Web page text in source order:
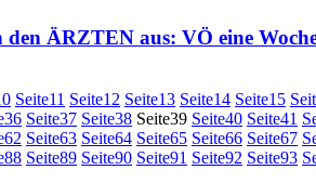
ÄRZTEN aus: VÖ eine
Seite11 Seite12 Seite13 Seite14 Seite15
36 Seite37 Seite38 Seite39 Seite40 Seite41
62 Seite63 Seite64 Seite65 Seite66 Seite67
88 Seite89 Seite90 Seite91 Seite92 Seite93